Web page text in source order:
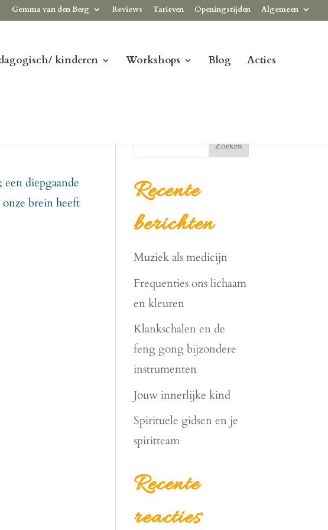
Gemma van den Berg Reviews Tarieven Openingstijden Algemeen
kinderen Workshops Blog Acties
diepgaande
brein heeft
Zoeken
Recente
berichten
Muziek als medicijn
Frequenties ons lichaam
en kleuren
Klankschalen en de
feng gong bijzondere
instrumenten
Jouw innerlijke kind
Spirituele gidsen en je
spiritteam
Recente
reacties